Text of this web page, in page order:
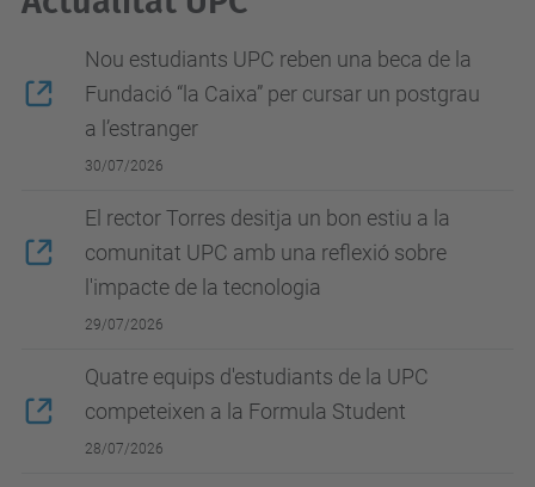
Nou estudiants UPC reben una beca de la
Fundació “la Caixa” per cursar un postgrau
a l’estranger
30/07/2026
El rector Torres desitja un bon estiu a la
comunitat UPC amb una reflexió sobre
l'impacte de la tecnologia
29/07/2026
Quatre equips d'estudiants de la UPC
competeixen a la Formula Student
28/07/2026